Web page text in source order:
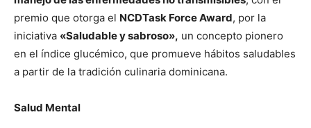
premio que otorga el NCDTask Force Award, por la
iniciativa «Saludable y sabroso», un concepto pionero
en el índice glucémico, que promueve hábitos saludables
a partir de la tradición culinaria dominicana.
Salud Mental